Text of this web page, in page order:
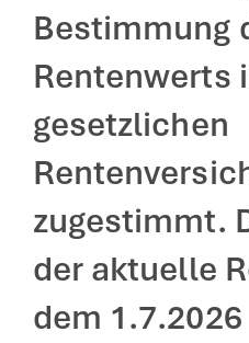
Bestimmung
Rentenwerts
gesetzlichen
zugestimmt.
der aktuelle
dem 1.7.2026